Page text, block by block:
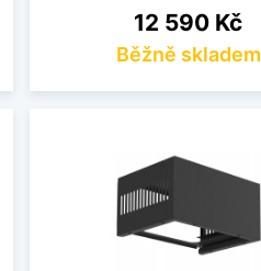
Cena
12 590 Kč
Běžně skladem